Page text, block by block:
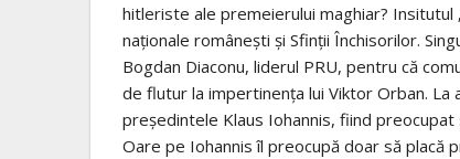
hitleriste ale premeierului maghiar?
naţionale româneşti şi Sfinţii Închisorilor.
Bogdan Diaconu, liderul PRU, pentru că
de flutur la impertinenţa lui Viktor Orban.
preşedintele Klaus Iohannis, fiind preocupat
Oare pe Iohannis îl preocupă doar să placă